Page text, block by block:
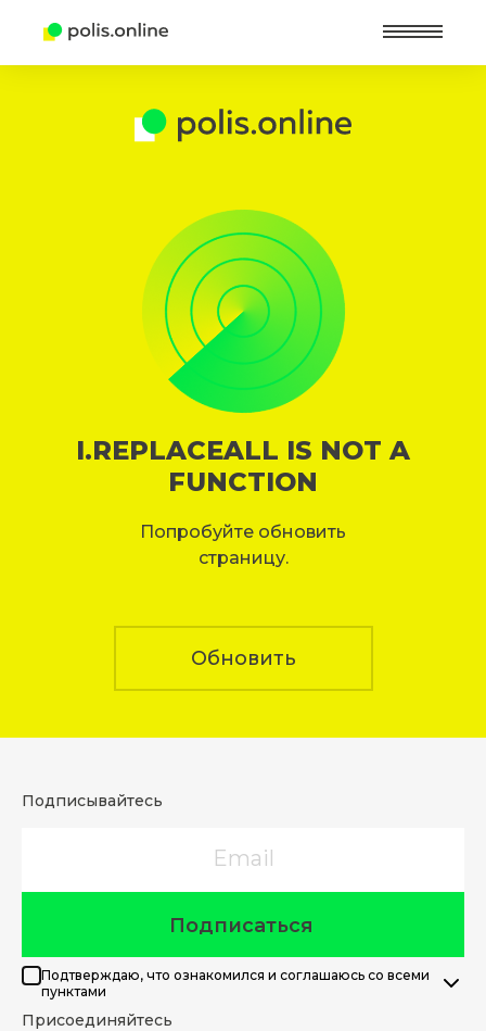
I.REPLACEALL IS NOT A
FUNCTION
Попробуйте обновить
страницу.
Обновить
Подписывайтесь
Подписаться
Подтверждаю, что ознакомился и соглашаюсь со всеми
пунктами
Присоединяйтесь